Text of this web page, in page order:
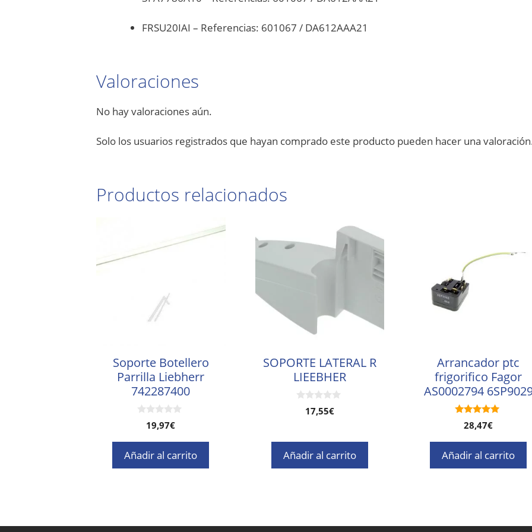
FRSU20IAI – Referencias: 601067 / DA612AAA21
Valoraciones
No hay valoraciones aún.
Solo los usuarios registrados que hayan comprado este producto pueden hacer una
Productos relacionados
Soporte Botellero
Parrilla Liebherr
742287400
19,97€
Añadir al carrito
SOPORTE LATERAL R
LIEEBHER
17,55€
Añadir al carrito
Arrancador ptc
frigorifico Fagor
AS0002794
5.00
de 5
28,47€
Añadir al carrito